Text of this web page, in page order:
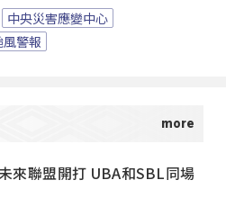
中央災害應變中心
警報
來聯盟開打 UBA和SBL同場